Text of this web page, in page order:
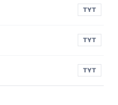
TYT
TYT
TYT